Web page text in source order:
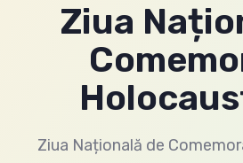
Ziua
Ziua Națională de